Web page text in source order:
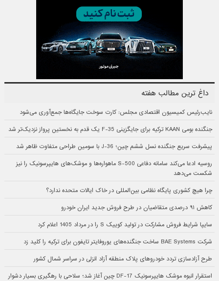
داغ ترین مطالب هفته
نایب‌رئیس کمیسیون اقتصادی مجلس: کارت سوخت جایگاه‌ها جمع‌آوری می‌شود
جنگنده بومی KAAN ترکیه برای جایگزینی F-35 یک قدم به نخستین پرواز نزدیک‌تر شد
پیشرفت سریع جنگنده نسل ششم چین؛ J-36 با سومین طراحی متفاوت ظاهر شد
روسیه ادعا می‌کند سامانه دفاعی S-500 ماهواره‌ها و موشک‌های هایپرسونیک را نیز
شکست می‌دهد
چرا هیچ کشوری پایگاه نظامی بین‌المللی در خاک ایالات متحده ندارد؟
کاهش ۹۱ درصدی متقاضیان در طرح فروش جدید ایران خودرو
سایپا شرایط فروش مشارکت در تولید کوییک S را در مرداد 1405 اعلام کرد
شرکت BAE Systems ساخت جنگنده‌های یوروفایتر تایفون برای ترکیه را کلید زد
طرح آزادسازی تردد خودروهای پلاک منطقه آزاد انزلی در سراسر شمال کشور
استقرار انبوه موشک هایپرسونیک DF-17 چین آغاز شد؛ سلاحی با رهگیری بسیار دشوار